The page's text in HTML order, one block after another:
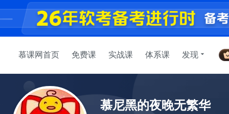
慕课网首页 免费课 实战课 体系课 发现
慕尼黑的夜晚无繁华